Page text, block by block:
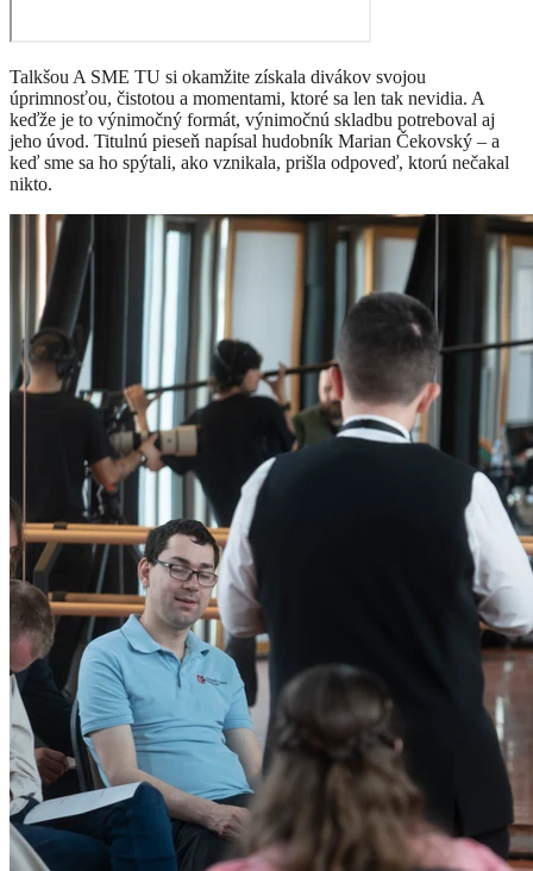
Talkšou A SME TU si okamžite získala divákov svojou
úprimnosťou, čistotou a momentami, ktoré sa len tak nevidia. A
keďže je to výnimočný formát, výnimočnú skladbu potreboval aj
jeho úvod. Titulnú pieseň napísal hudobník Marian Čekovský – a
keď sme sa ho spýtali, ako vznikala, prišla odpoveď, ktorú nečakal
nikto.